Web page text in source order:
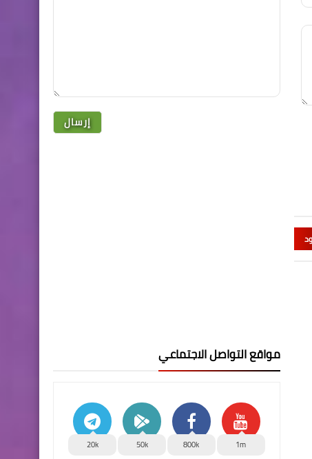
مواقع التواصل الاجتماعي
1m
800k
50k
20k